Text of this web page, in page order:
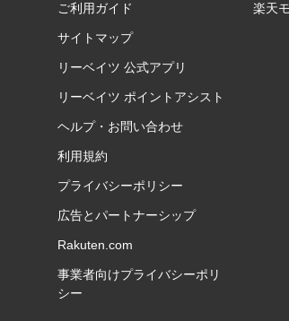
ご利用ガイド
サイトマップ
リーベイツ 公式アプリ
リーベイツ ポイントアシスト
ヘルプ・お問い合わせ
利用規約
プライバシーポリシー
広告とパートナーシップ
Rakuten.com
事業者向けプライバシーポリ
シー
楽天